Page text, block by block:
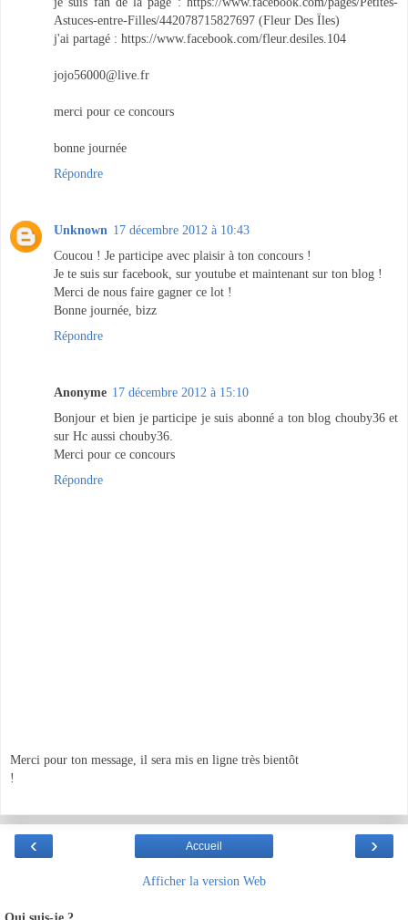
Astuces-entre-Filles/442078715827697 (Fleur Des Ïles)
j'ai partagé : https://www.facebook.com/fleur.desiles.104
jojo56000@live.fr
merci pour ce concours
bonne journée
Répondre
Unknown 17 décembre 2012 à 10:43
Coucou ! Je participe avec plaisir à ton concours !
Je te suis sur facebook, sur youtube et maintenant sur ton blog !
Merci de nous faire gagner ce lot !
Bonne journée, bizz
Répondre
Anonyme 17 décembre 2012 à 15:10
Bonjour et bien je participe je suis abonné a ton blog chouby36 et
sur Hc aussi chouby36.
Merci pour ce concours
Répondre
Merci pour ton message, il sera mis en ligne très bientôt
!
‹ ›
Accueil
Afficher la version Web